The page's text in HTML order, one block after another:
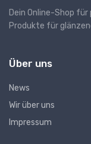
Dein Online-Shop
Produkte für
Über uns
News
Wir über uns
Impressum